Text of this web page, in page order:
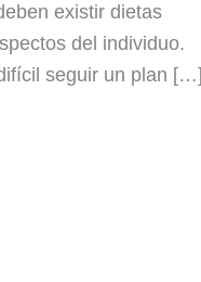
existir dietas
del individuo.
seguir un plan […]